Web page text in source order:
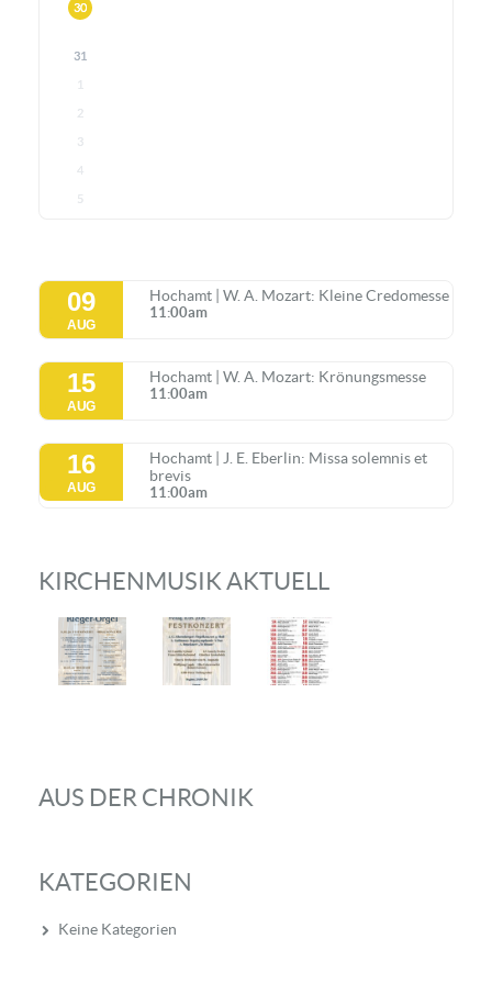
30
31
1
2
3
4
5
09
AUG
Hochamt | W. A. Mozart: Kleine Credomesse
11:00am
15
AUG
Hochamt | W. A. Mozart: Krönungsmesse
11:00am
16
AUG
Hochamt | J. E. Eberlin: Missa solemnis et
brevis
11:00am
KIRCHENMUSIK AKTUELL
AUS DER CHRONIK
KATEGORIEN
Keine Kategorien